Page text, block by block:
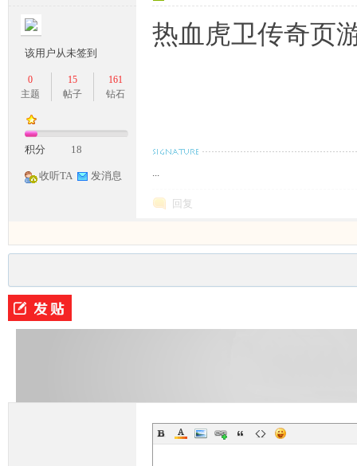
M
部
该用户从未签到
0
主题
15
帖子
161
钻石
积分 18
收听TA 发消息
热血虎卫传奇页
...
回复